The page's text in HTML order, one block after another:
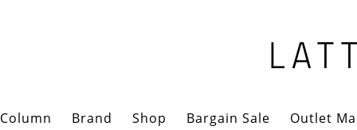
Column Brand Shop Bargain Sale Outlet